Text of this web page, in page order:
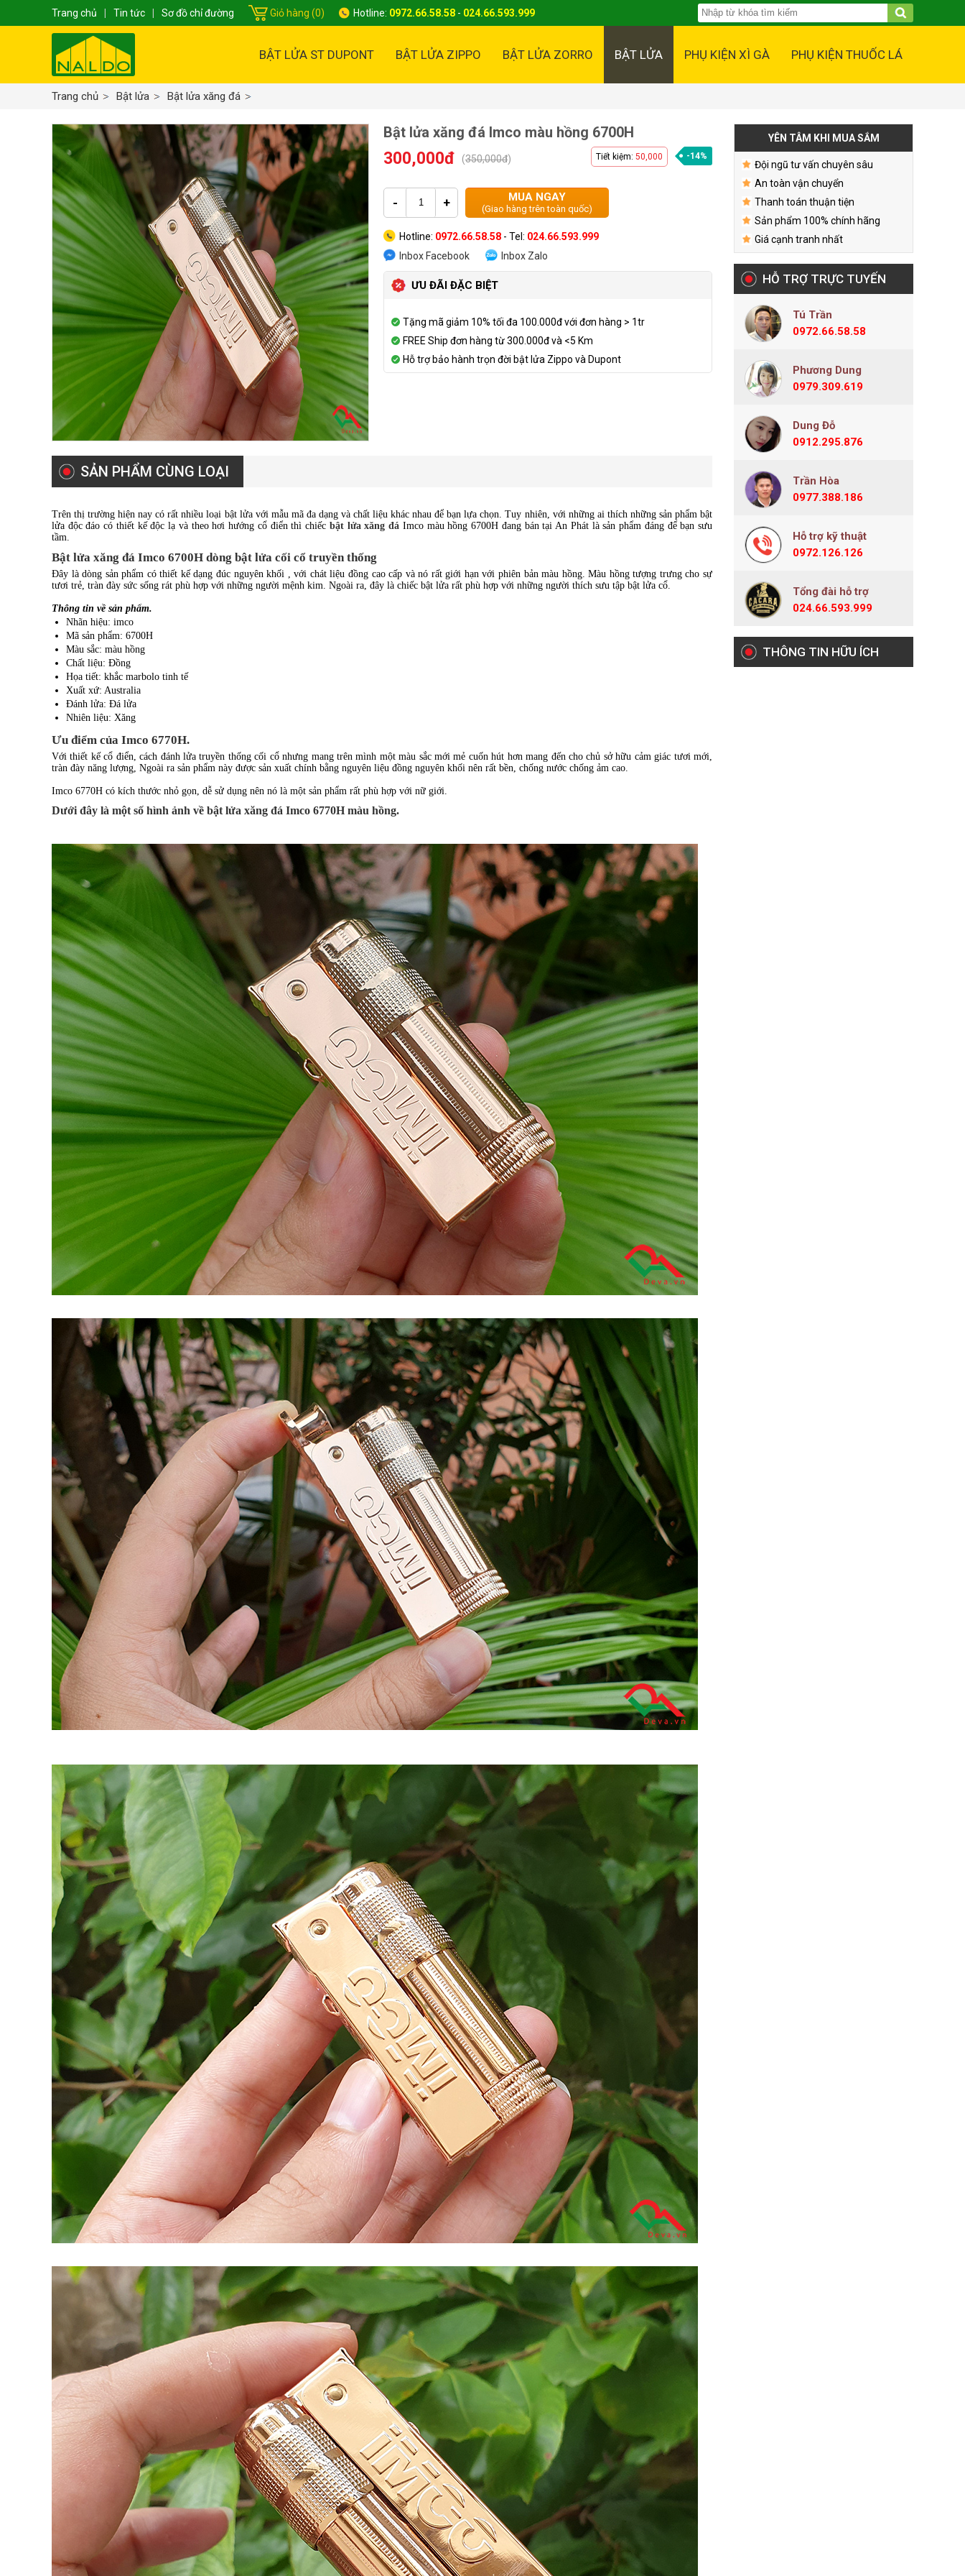
PHỤ KIỆN THUỐC LÁ
PHỤ KIỆN XÌ GÀ
BẬT LỬA
BẬT LỬA ZORRO
BẬT LỬA ZIPPO
BẬT LỬA ST DUPONT
Trang chủ Bật lửa Bật lửa xăng đá
Bật lửa xăng đá Imco màu hồng 6700H
-14%
Tiết kiệm: 50,000
300,000đ (350,000đ)
- + MUA NGAY
(Giao hàng trên toàn quốc)
Hotline: 0972.66.58.58 - Tel: 024.66.593.999
Inbox Facebook
Inbox Zalo
ƯU ĐÃI ĐẶC BIỆT
Tặng mã giảm 10% tối đa 100.000đ với đơn hàng > 1tr
FREE Ship đơn hàng từ 300.000đ và <5 Km
Hỗ trợ bảo hành trọn đời bật lửa Zippo và Dupont
SẢN PHẨM CÙNG LOẠI
Trên thị trường hiện nay có rất nhiều loại bật lửa với mẫu mã đa dạng và chất liệu khác nhau để bạn lựa chọn. Tuy nhiên, với những ai thích những sản phẩm bật
lửa độc đáo có thiết kế độc lạ và theo hơi hướng cổ điển thì chiếc bật lửa xăng đá Imco màu hồng 6700H đang bán tại An Phát là sản phẩm đáng để bạn sưu
tầm.
Bật lửa xăng đá Imco 6700H dòng bật lửa cối cổ truyền thống
Đây là dòng sản phẩm có thiết kế dạng đúc nguyên khối , với chát liệu đồng cao cấp và nó rất giới hạn với phiên bản màu hồng. Màu hồng tượng trưng cho sự
tươi trẻ, tràn đày sức sống rát phù hợp với những người mệnh kim. Ngoài ra, đây là chiếc bật lửa rất phù hợp với những người thích sưu tập bật lửa cổ.
Thông tin về sản phẩm.
Nhãn hiệu: imco
Mã sản phẩm: 6700H
Màu sắc: màu hồng
Chất liệu: Đồng
Họa tiết: khắc marbolo tinh tế
Xuất xứ: Australia
Đánh lửa: Đá lửa
Nhiên liệu: Xăng
Ưu điểm của Imco 6770H.
Với thiết kế cổ điển, cách đánh lửa truyền thống cối cổ nhưng mang trên mình một màu sắc mới mẻ cuốn hút hơn mang đến cho chủ sở hữu cảm giác tươi mới,
tràn đày năng lượng, Ngoài ra sản phẩm này được sản xuất chính bằng nguyên liệu đồng nguyên khối nên rất bền, chống nước chống ảm cao.
Imco 6770H có kích thước nhỏ gọn, dễ sử dụng nên nó là một sản phẩm rất phù hợp với nữ giới.
Dưới đây là một số hình ảnh về bật lửa xăng đá Imco 6770H màu hồng.
YÊN TÂM KHI MUA SẮM
Đội ngũ tư vấn chuyên sâu
An toàn vận chuyển
Thanh toán thuận tiện
Sản phẩm 100% chính hãng
Giá cạnh tranh nhất
HỖ TRỢ TRỰC TUYẾN
Tú Trần
0972.66.58.58
Phương Dung
0979.309.619
Dung Đỗ
0912.295.876
Trần Hòa
0977.388.186
Hỗ trợ kỹ thuật
0972.126.126
Tổng đài hỗ trợ
024.66.593.999
THÔNG TIN HỮU ÍCH
Trang chủ Tin tức Sơ đồ chỉ đường Giỏ hàng (0) Hotline: 0972.66.58.58 - 024.66.593.999